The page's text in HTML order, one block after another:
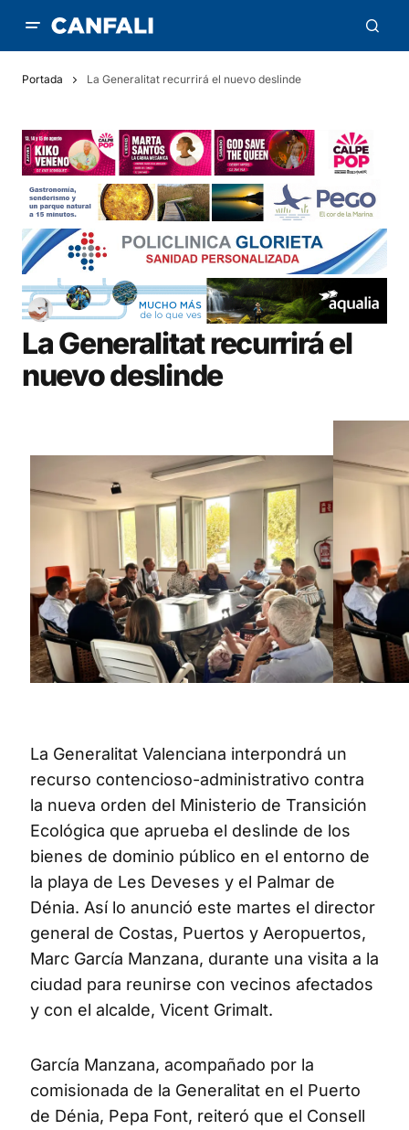
Portada La Generalitat recurrirá el nuevo deslinde
La Generalitat recurrirá el
nuevo deslinde
La Generalitat Valenciana interpondrá un
recurso contencioso-administrativo contra
la nueva orden del Ministerio de Transición
Ecológica que aprueba el deslinde de los
bienes de dominio público en el entorno de
la playa de Les Deveses y el Palmar de
Dénia. Así lo anunció este martes el director
general de Costas, Puertos y Aeropuertos,
Marc García Manzana, durante una visita a la
ciudad para reunirse con vecinos afectados
y con el alcalde, Vicent Grimalt.
García Manzana, acompañado por la
comisionada de la Generalitat en el Puerto
de Dénia, Pepa Font, reiteró que el Consell